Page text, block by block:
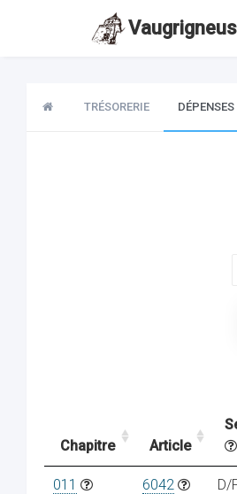
TRÉSORERIE
Chapitre Article
011 6042 D/